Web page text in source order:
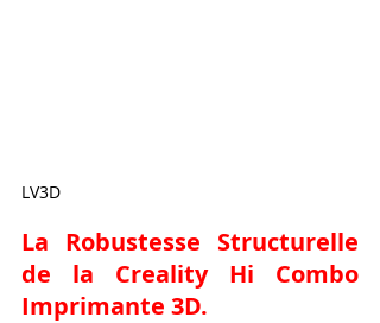
LV3D
La Robustesse Structurelle
de la Creality Hi Combo
Imprimante 3D.